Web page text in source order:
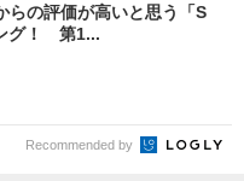
らの評価が高いと思う「S
グ！ 第1...
Recommended by